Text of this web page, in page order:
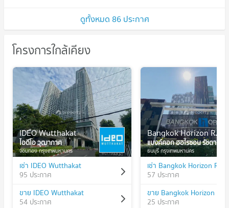
ดูทั้งหมด 86 ประกาศ
โครงการใกล้เคียง
IDEO Wutthakat
ไอดีโอ วุฒากาศ
จอมทอง กรุงเทพมหานคร
เช่า IDEO Wutthakat
95 ประกาศ
ขาย IDEO Wutthakat
54 ประกาศ
Bangkok Horizon Ratchada - Thapra
แบงค์คอก ฮอไรซอน รัชดา - ท่าพระ
ธนบุรี กรุงเทพมหานคร
57 ประกาศ
25 ประกาศ